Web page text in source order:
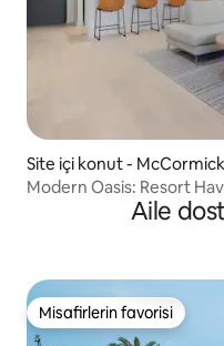
Site içi konut -
Modern Oasis: Resort
Aile
Misafirlerin favorisi
Misafirlerin favorisi